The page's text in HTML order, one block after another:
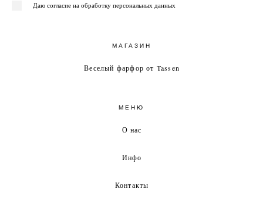
Даю согласие на обработку персональных данных
МАГАЗИН
Веселый фарфор от Tassen
МЕНЮ
О нас
Инфо
Контакты